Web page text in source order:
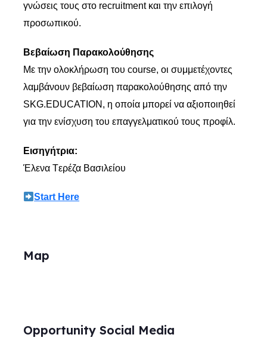
γνώσεις τους στο recruitment και την επιλογή
προσωπικού.
Βεβαίωση Παρακολούθησης
Με την ολοκλήρωση του course, οι συμμετέχοντες
λαμβάνουν βεβαίωση παρακολούθησης από την
SKG.EDUCATION, η οποία μπορεί να αξιοποιηθεί
για την ενίσχυση του επαγγελματικού τους προφίλ.
Εισηγήτρια:
Έλενα Tερέζα Βασιλείου
Start Here
Map
Opportunity Social Media